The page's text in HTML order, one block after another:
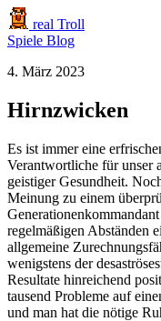
real Troll
Spiele Blog
4. März 2023
Hirnzwicken
Es ist immer eine
Verantwortliche für unser
geistiger Gesundheit.
Meinung zu einem
regelmäßigen Abständen
allgemeine
wenigstens der
Resultate hinreichend
tausend Probleme auf
und man hat die nötige